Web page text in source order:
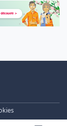
2003